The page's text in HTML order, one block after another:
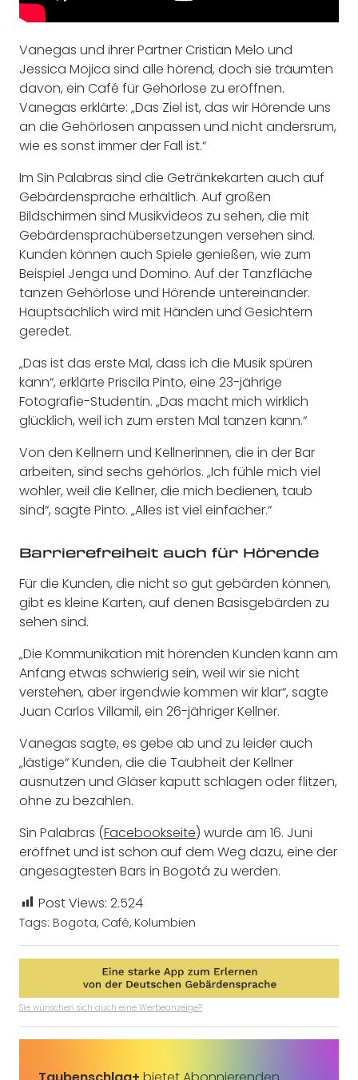
Vanegas und ihrer Partner Cristian Melo und
Jessica Mojica sind alle hörend, doch sie träumten
davon, ein Café für Gehörlose zu eröffnen.
Vanegas erklärte: „Das Ziel ist, das wir Hörende uns
an die Gehörlosen anpassen und nicht andersrum,
wie es sonst immer der Fall ist.“
Im Sin Palabras sind die Getränkekarten auch auf
Gebärdensprache erhältlich. Auf großen
Bildschirmen sind Musikvideos zu sehen, die mit
Gebärdensprachübersetzungen versehen sind.
Kunden können auch Spiele genießen, wie zum
Beispiel Jenga und Domino. Auf der Tanzfläche
tanzen Gehörlose und Hörende untereinander.
Hauptsächlich wird mit Händen und Gesichtern
geredet.
„Das ist das erste Mal, dass ich die Musik spüren
kann“, erklärte Priscila Pinto, eine 23-jährige
Fotografie-Studentin. „Das macht mich wirklich
glücklich, weil ich zum ersten Mal tanzen kann.“
Von den Kellnern und Kellnerinnen, die in der Bar
arbeiten, sind sechs gehörlos. „Ich fühle mich viel
wohler, weil die Kellner, die mich bedienen, taub
sind“, sagte Pinto. „Alles ist viel einfacher.“
Barrierefreiheit auch für Hörende
Für die Kunden, die nicht so gut gebärden können,
gibt es kleine Karten, auf denen Basisgebärden zu
sehen sind.
„Die Kommunikation mit hörenden Kunden kann am
Anfang etwas schwierig sein, weil wir sie nicht
verstehen, aber irgendwie kommen wir klar“, sagte
Juan Carlos Villamil, ein 26-jähriger Kellner.
Vanegas sagte, es gebe ab und zu leider auch
„lästige“ Kunden, die die Taubheit der Kellner
ausnutzen und Gläser kaputt schlagen oder flitzen,
ohne zu bezahlen.
Sin Palabras (Facebookseite) wurde am 16. Juni
eröffnet und ist schon auf dem Weg dazu, eine der
angesagtesten Bars in Bogotá zu werden.
Post Views: 2.524
Tags: Bogota, Café, Kolumbien
Sie wünschen sich auch eine Werbeanzeige?